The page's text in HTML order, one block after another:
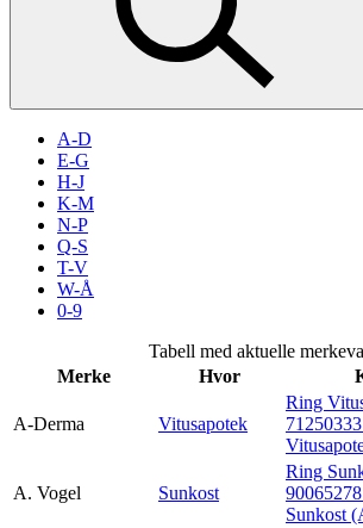
Aktiviteter
Inspirasjon
Søk
Praktisk informasjon
Ledige stillinger
A-D
E-G
H-J
K-M
N-P
Q-S
T-V
W-Å
0-9
Tabell med aktuelle
Merke
Hvor
A-Derma Vitusapotek
Ring
71250333
A. Vogel Sunkost
Ring
90065278
Sunkost